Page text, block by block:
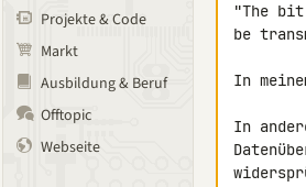
Projekte & Code
Markt
Ausbildung & Beruf
Offtopic
Webseite
"The
be
In
In